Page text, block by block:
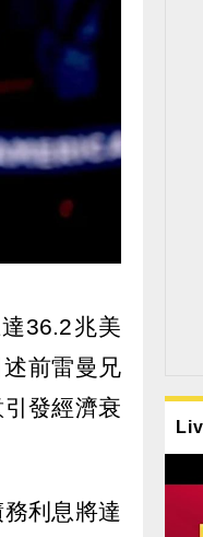
36.2兆美
前雷曼兄
發經濟衰
利息將達